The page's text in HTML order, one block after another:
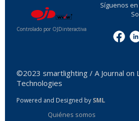
Controlado por OJDinteractiva
Síguenos
©2023 smartlighting / A Journal on
Technologies
Powered and Designed by SML
Quiénes somos